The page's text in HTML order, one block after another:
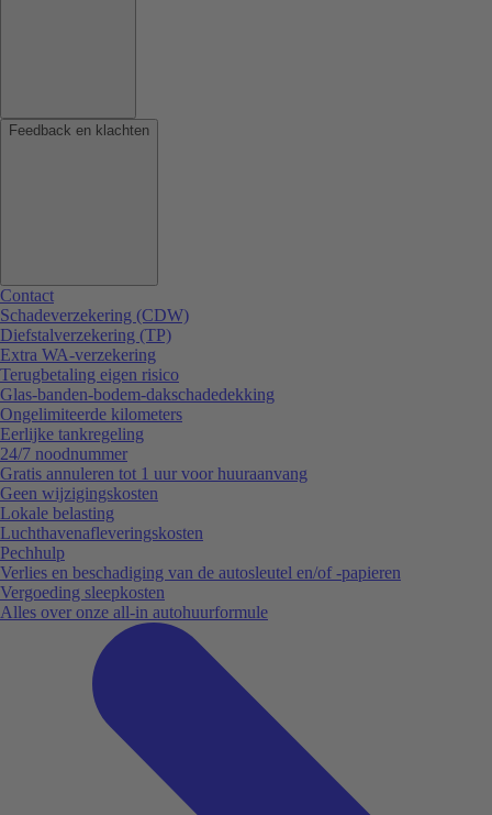
Feedback en klachten
Contact
Schadeverzekering (CDW)
Diefstalverzekering (TP)
Extra WA-verzekering
Terugbetaling eigen risico
Glas-banden-bodem-dakschadedekking
Ongelimiteerde kilometers
Eerlijke tankregeling
24/7 noodnummer
Gratis annuleren tot 1 uur voor huuraanvang
Geen wijzigingskosten
Lokale belasting
Luchthavenafleveringskosten
Pechhulp
Verlies en beschadiging van de autosleutel en/of -papieren
Vergoeding sleepkosten
Alles over onze all-in autohuurformule